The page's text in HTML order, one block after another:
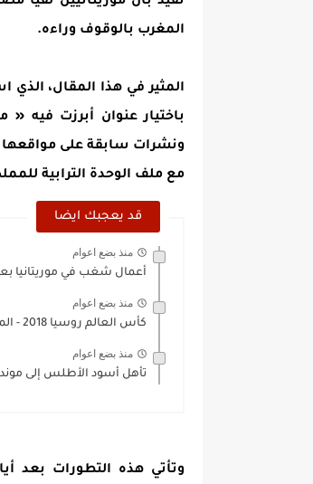
المغرب بالوقوف وراءه.
المثير في هذا المقال،
باختيار عنوان أبرزت فيه
ونشرات سابقة على مواقعها
مع ملف الوحدة الترابية
قد يعجبك ايضا
منذ بضع اعوام
أعمال شغب في موريتانيا
منذ بضع اعوام
كأس العالم روسيا 2018 - المغرب
منذ بضع اعوام
تأهل أسود الأطلس إلى
وتأتي هذه التطورات بعد